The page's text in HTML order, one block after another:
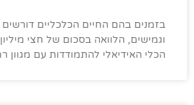
בזמנים בהם החיים הכלכליים דורשים
וגמישים, הלוואה בסכום של חצי
הכלי האידיאלי להתמודדות עם מגוון